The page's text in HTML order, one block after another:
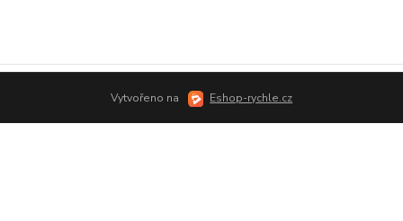
Vytvořeno na Eshop-rychle.cz